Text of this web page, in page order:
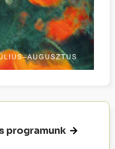
programunk